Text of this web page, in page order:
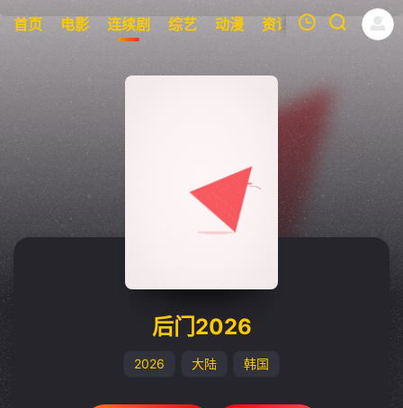
首页 电影 连续剧 综艺 动漫 资讯 明星 周表
暂无观看影片的记录
后门2026
2026 大陆 韩国